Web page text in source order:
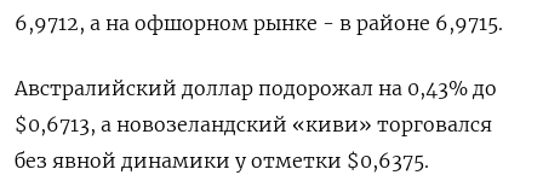
6,9712, а на офшорном рынке - в районе 6,9715.
Австралийский доллар подорожал на 0,43% до
$0,6713, а новозеландский «киви» торговался
без явной динамики у отметки $0,6375.